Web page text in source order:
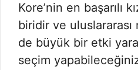
Kore’nin en başarılı
biridir ve
de büyük bir etki
seçim